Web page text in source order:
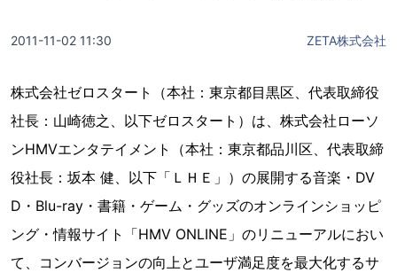
2011-11-02 11:30 ZETA株式会社
株式会社ゼロスタート（本社：東京都目黒区、代表取締役
社長：山崎徳之、以下ゼロスタート）は、株式会社ローソ
ンHMVエンタテイメント（本社：東京都品川区、代表取締
役社長：坂本 健、以下「ＬＨＥ」）の展開する音楽・DV
D・Blu-ray・書籍・ゲーム・グッズのオンラインショッピ
ング・情報サイト「HMV ONLINE」のリニューアルにおい
て、コンバージョンの向上とユーザ満足度を最大化するサ